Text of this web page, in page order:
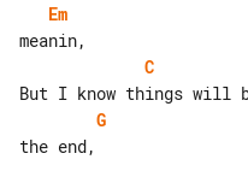
Em
C
G
the end,